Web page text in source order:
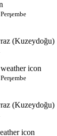
(Kuzeydoğu)
(Kuzeydoğu)